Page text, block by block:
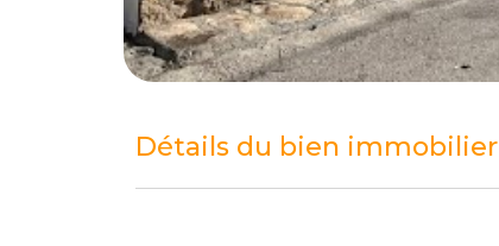
Détails du bien immobilier